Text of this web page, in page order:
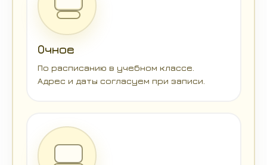
Очное
По расписанию в учебном классе.
Адрес и даты согласуем при записи.